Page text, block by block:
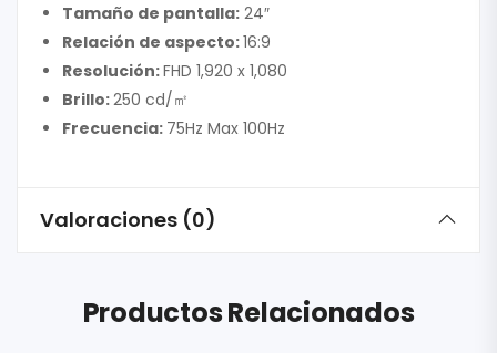
Tamaño de pantalla: 24″
Relación de aspecto:16:9
Resolución:FHD 1,920 x 1,080
Brillo:250 cd/㎡
Frecuencia: 75Hz Max 100Hz
Valoraciones (0)
Productos Relacionados